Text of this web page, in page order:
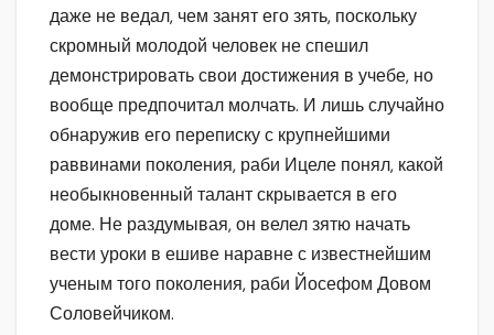
даже не ведал, чем занят его зять, поскольку
скромный молодой человек не спешил
демонстрировать свои достижения в учебе, но
вообще предпочитал молчать. И лишь случайно
обнаружив его переписку с крупнейшими
раввинами поколения, раби Ицеле понял, какой
необыкновенный талант скрывается в его
доме. Не раздумывая, он велел зятю начать
вести уроки в ешиве наравне с известнейшим
ученым того поколения, раби Йосефом Довом
Соловейчиком.